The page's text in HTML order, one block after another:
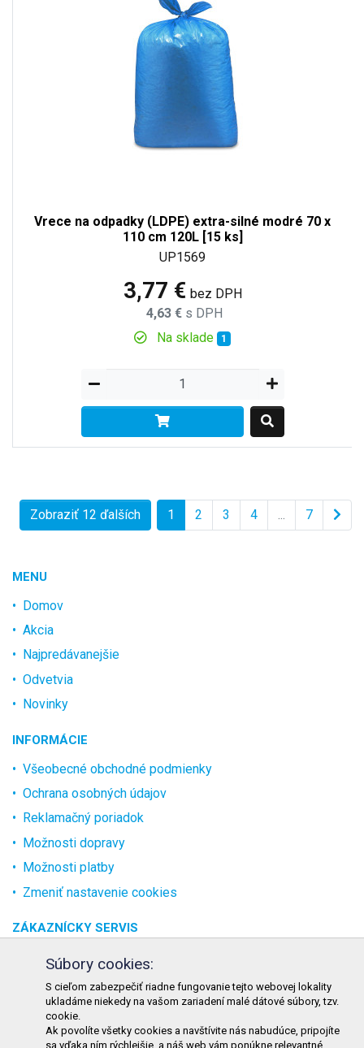
Vrece na odpadky (LDPE) extra-silné modré 70 x
110 cm 120L [15 ks]
UP1569
3,77 € bez DPH
4,63 € s DPH
Na sklade 1
Zobraziť 12 ďalších 1 2 3 4 7
MENU
Domov
Akcia
Najpredávanejšie
Odvetvia
Novinky
INFORMÁCIE
Všeobecné obchodné podmienky
Ochrana osobných údajov
Reklamačný poriadok
Možnosti dopravy
Možnosti platby
Zmeniť nastavenie cookies
ZÁKAZNÍCKY SERVIS
O spoločnosti
Kontakt
Odstúpenie od zmluvy online
KONTAKT
Súbory cookies:
S cieľom zabezpečiť riadne fungovanie tejto webovej lokality
ukladáme niekedy na vašom zariadení malé dátové súbory, tzv.
cookie.
Ak povolíte všetky cookies a navštívite nás nabudúce, pripojíte
sa vďaka ním rýchlejšie, a náš web vám ponúkne relevantné